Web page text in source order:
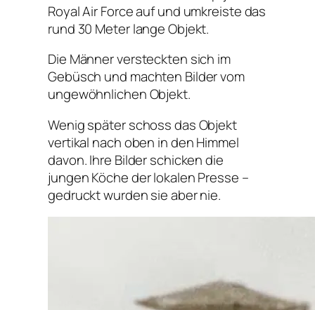
Royal Air Force auf und umkreiste das
rund 30 Meter lange Objekt.
Die Männer versteckten sich im
Gebüsch und machten Bilder vom
ungewöhnlichen Objekt.
Wenig später schoss das Objekt
vertikal nach oben in den Himmel
davon. Ihre Bilder schicken die
jungen Köche der lokalen Presse –
gedruckt wurden sie aber nie.